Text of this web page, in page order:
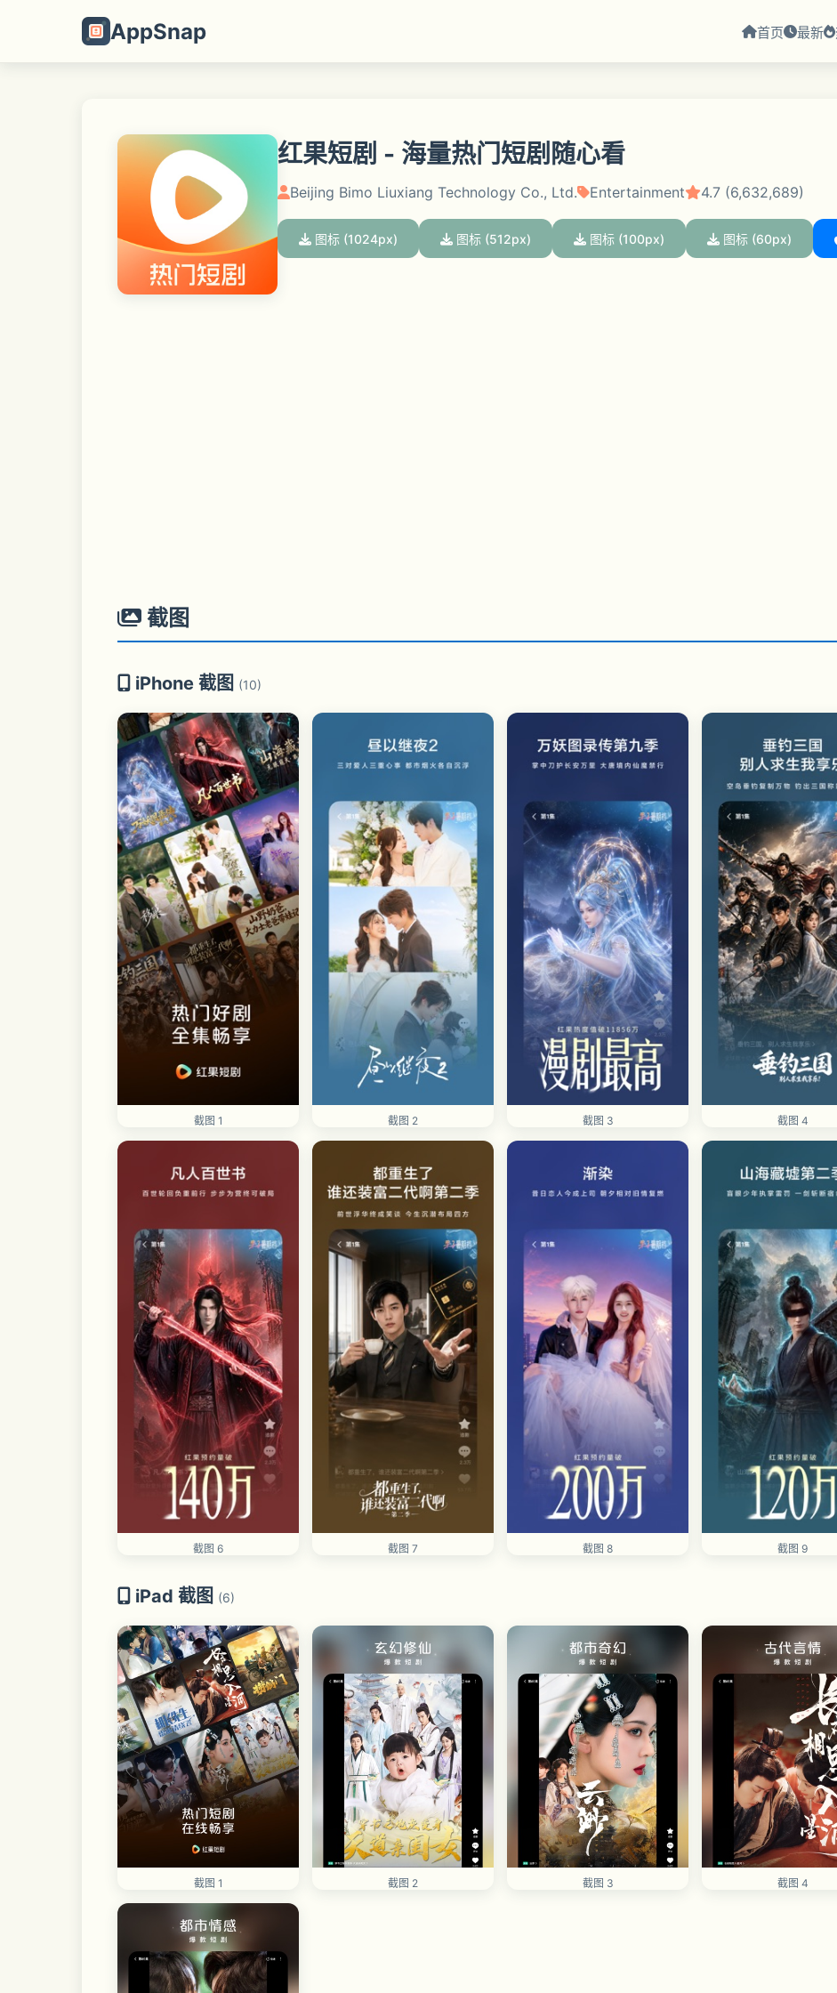
AppSnap 首页 最新
红果短剧 - 海量热门短剧随心看
Beijing Bimo Liuxiang Technology Co., Ltd. Entertainment 4.7 (6,632,689)
图标 (1024px) 图标 (512px) 图标 (100px) 图标 (60px)
截图
iPhone 截图 (10)
截图 1 截图 2 截图 3 截图 4
截图 6 截图 7 截图 8 截图 9
iPad 截图 (6)
截图 1 截图 2 截图 3 截图 4